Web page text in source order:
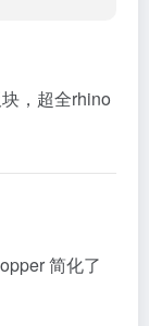
，超全rhino
简化了